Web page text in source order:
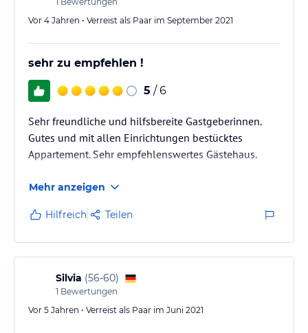
Vor 4 Jahren • Verreist als Paar im September 2021
sehr zu empfehlen !
5 / 6
Sehr freundliche und hilfsbereite Gastgeberinnen.
Gutes und mit allen Einrichtungen bestücktes
Appartement. Sehr empfehlenswertes Gästehaus.
Mehr anzeigen
Hilfreich Teilen
Silvia (56-60)
1 Bewertungen
Vor 5 Jahren • Verreist als Paar im Juni 2021